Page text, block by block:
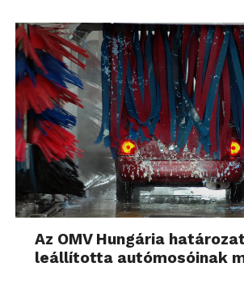
Az OMV Hungária
leállította autómosóinak